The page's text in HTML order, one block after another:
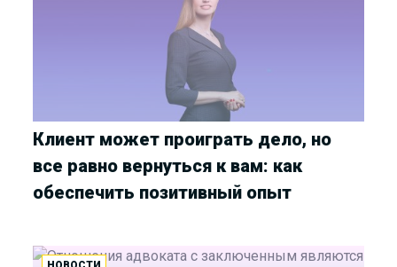
Клиент может проиграть дело, но
все равно вернуться к вам: как
обеспечить позитивный опыт